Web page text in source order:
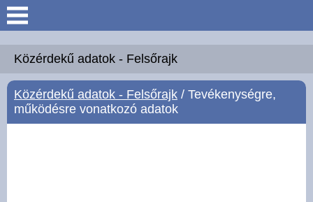
Keresés
Köszöntő
Hírek
Közérdekű adatok - Felsőrajk
Közérdekű adatok - Felsőrajk / Tevékenységre,
működésre vonatkozó adatok